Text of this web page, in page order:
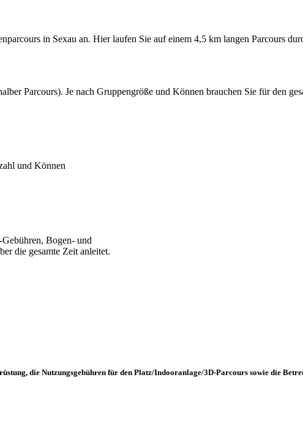
in Sexau an. Hier laufen Sie auf einem 4,5 km langen Parcours
Parcours). Je nach Gruppengröße und Können brauchen Sie für den
und Können
Bogen- und
die gesamte Zeit anleitet.
die Nutzungsgebühren für den Platz/Indooranlage/3D-Parcours sowie die